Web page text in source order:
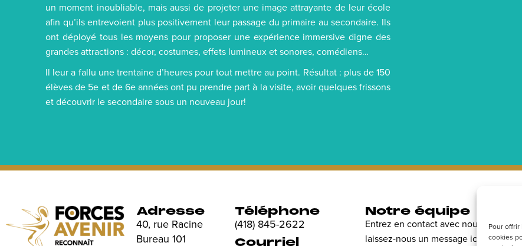
Pour
cookies
un moment inoubliable, mais aussi de projeter une image attrayante de leur école
afin qu’ils entrevoient plus positivement leur passage du primaire au secondaire. Ils
ont déployé tous les moyens pour proposer une expérience immersive digne des
grandes attractions : décor, costumes, effets lumineux et sonores, comédiens…
Il leur a fallu une trentaine d’heures pour tout mettre au point. Résultat : plus de 150
élèves de 5e et de 6e années ont pu prendre part à la visite, avoir quelques frissons
et découvrir le secondaire sous un nouveau jour!
Adresse
40, rue Racine
Bureau 101
Téléphone
(418) 845-2622
Courriel
Notre équipe
Entrez en contact avec nous et
laissez-nous un message ici.